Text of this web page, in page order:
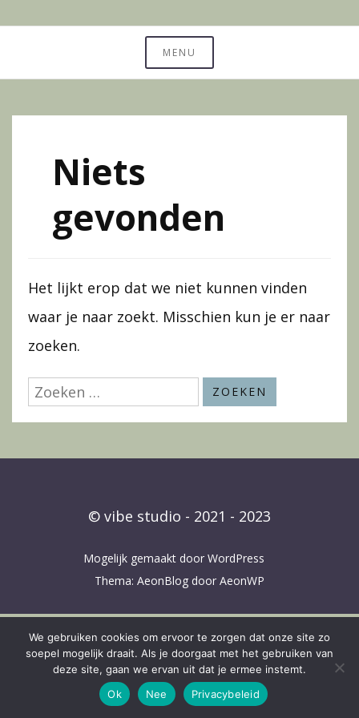
Vibe Studio
Sound Bath – Crystal Sound Bowls – Chakra Healing
MENU
Niets
gevonden
Het lijkt erop dat we niet kunnen vinden
waar je naar zoekt. Misschien kun je er naar
zoeken.
Zoeken
naar:
© vibe studio - 2021 - 2023
Mogelijk gemaakt door WordPress
Thema: AeonBlog door AeonWP
We gebruiken cookies om ervoor te zorgen dat onze site zo
soepel mogelijk draait. Als je doorgaat met het gebruiken van
deze site, gaan we ervan uit dat je ermee instemt.
Ok
Nee Privacybeleid